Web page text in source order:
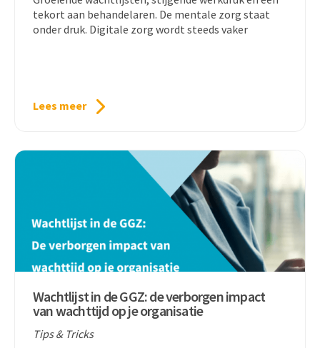
tekort aan behandelaren. De mentale zorg staat
onder druk. Digitale zorg wordt steeds vaker
Lees meer
Wachtlijst in de GGZ: de verborgen impact
van wachttijd op je organisatie
Tips & Tricks